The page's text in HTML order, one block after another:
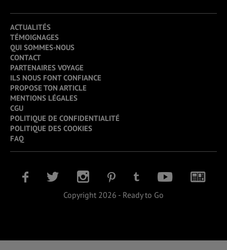
ACTUALITÉS
TÉMOIGNAGES
QUI SOMMES-NOUS
CONTACT
PARTENAIRES VOYAGE
ILS NOUS FONT CONFIANCE
PROPOSE TON ARTICLE
MENTIONS LÉGALES
CGU
POLITIQUE DE CONFIDENTIALITÉ
POLITIQUE DES COOKIES
FAQ
Copyright 2026 - Ready to Go